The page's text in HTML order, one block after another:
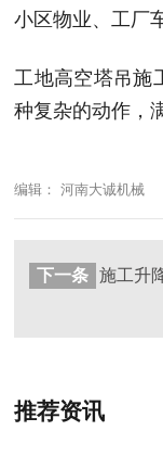
小区物业、工厂
工地高空塔吊施
种复杂的动作，
编辑： 河南大诚机械
下一条
推荐资讯